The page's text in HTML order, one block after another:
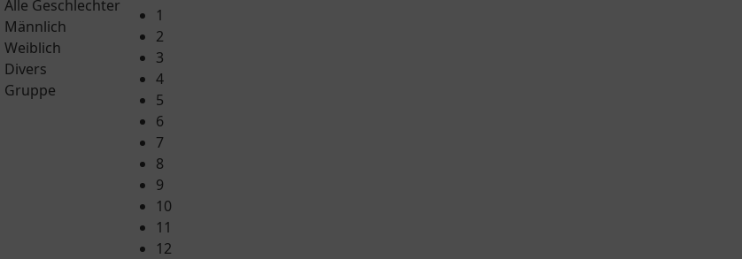
Alle Geschlechter
Männlich
Weiblich
Divers
Gruppe
1
2
3
4
5
6
7
8
9
10
11
12